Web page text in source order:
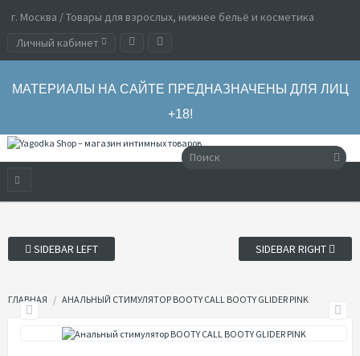
г. Москва / Товары для взрослых, нижнее бельё и косметика
Личный кабинет
МАТЕРИАЛЫ НА САЙТЕ ПРЕДНАЗНАЧЕНЫ ДЛЯ ЛИЦ
+18!
SIDEBAR LEFT SIDEBAR RIGHT
ГЛАВНАЯ АНАЛЬНЫЙ СТИМУЛЯТОР BOOTY CALL BOOTY GLIDER PINK